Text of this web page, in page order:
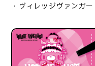
・ヴィレッジヴァンガ